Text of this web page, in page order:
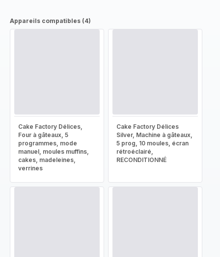
Appareils compatibles (4)
Cake Factory Délices,
Four à gâteaux, 5
programmes, mode
manuel, moules muffins,
cakes, madeleines,
verrines
Cake Factory Délices
Silver, Machine à gâteaux,
5 prog, 10 moules, écran
rétroéclairé,
RECONDITIONNÉ